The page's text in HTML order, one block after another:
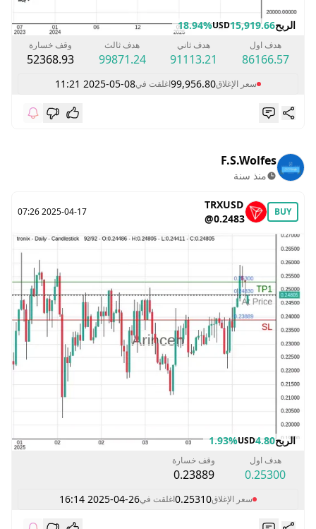
الربح15,919.66
USD
18.94%
هدف اول
86166.57
هدف ثاني
91113.21
هدف ثالث
99871.24
وقف خسارة
52368.93
سعر الإغلاق99,956.80اغلقت في2025-05-08 11:21
F.S.Wolfes
منذ سنة
BUY
TRXUSD
@0.2483
2025-04-17 07:26
الربح4.80
USD
1.93%
هدف اول
0.25300
وقف خسارة
0.23889
سعر الإغلاق0.25310اغلقت في2025-04-26 16:14